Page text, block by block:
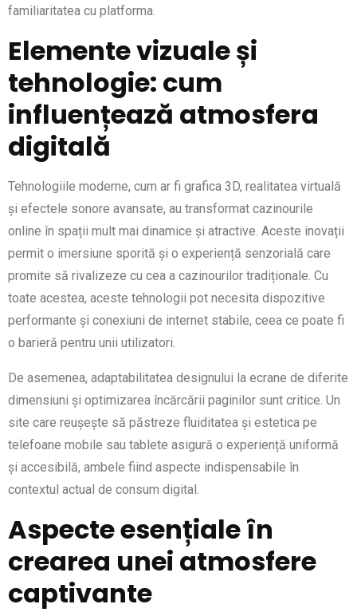
familiaritatea cu platforma.
Elemente vizuale și
tehnologie: cum
influențează atmosfera
digitală
Tehnologiile moderne, cum ar fi grafica 3D, realitatea virtuală
și efectele sonore avansate, au transformat cazinourile
online în spații mult mai dinamice și atractive. Aceste inovații
permit o imersiune sporită și o experiență senzorială care
promite să rivalizeze cu cea a cazinourilor tradiționale. Cu
toate acestea, aceste tehnologii pot necesita dispozitive
performante și conexiuni de internet stabile, ceea ce poate fi
o barieră pentru unii utilizatori.
De asemenea, adaptabilitatea designului la ecrane de diferite
dimensiuni și optimizarea încărcării paginilor sunt critice. Un
site care reușește să păstreze fluiditatea și estetica pe
telefoane mobile sau tablete asigură o experiență uniformă
și accesibilă, ambele fiind aspecte indispensabile în
contextul actual de consum digital.
Aspecte esențiale în
crearea unei atmosfere
captivante